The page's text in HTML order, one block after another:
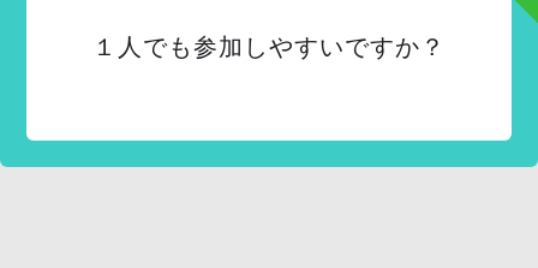
１人でも参加しやすいですか？